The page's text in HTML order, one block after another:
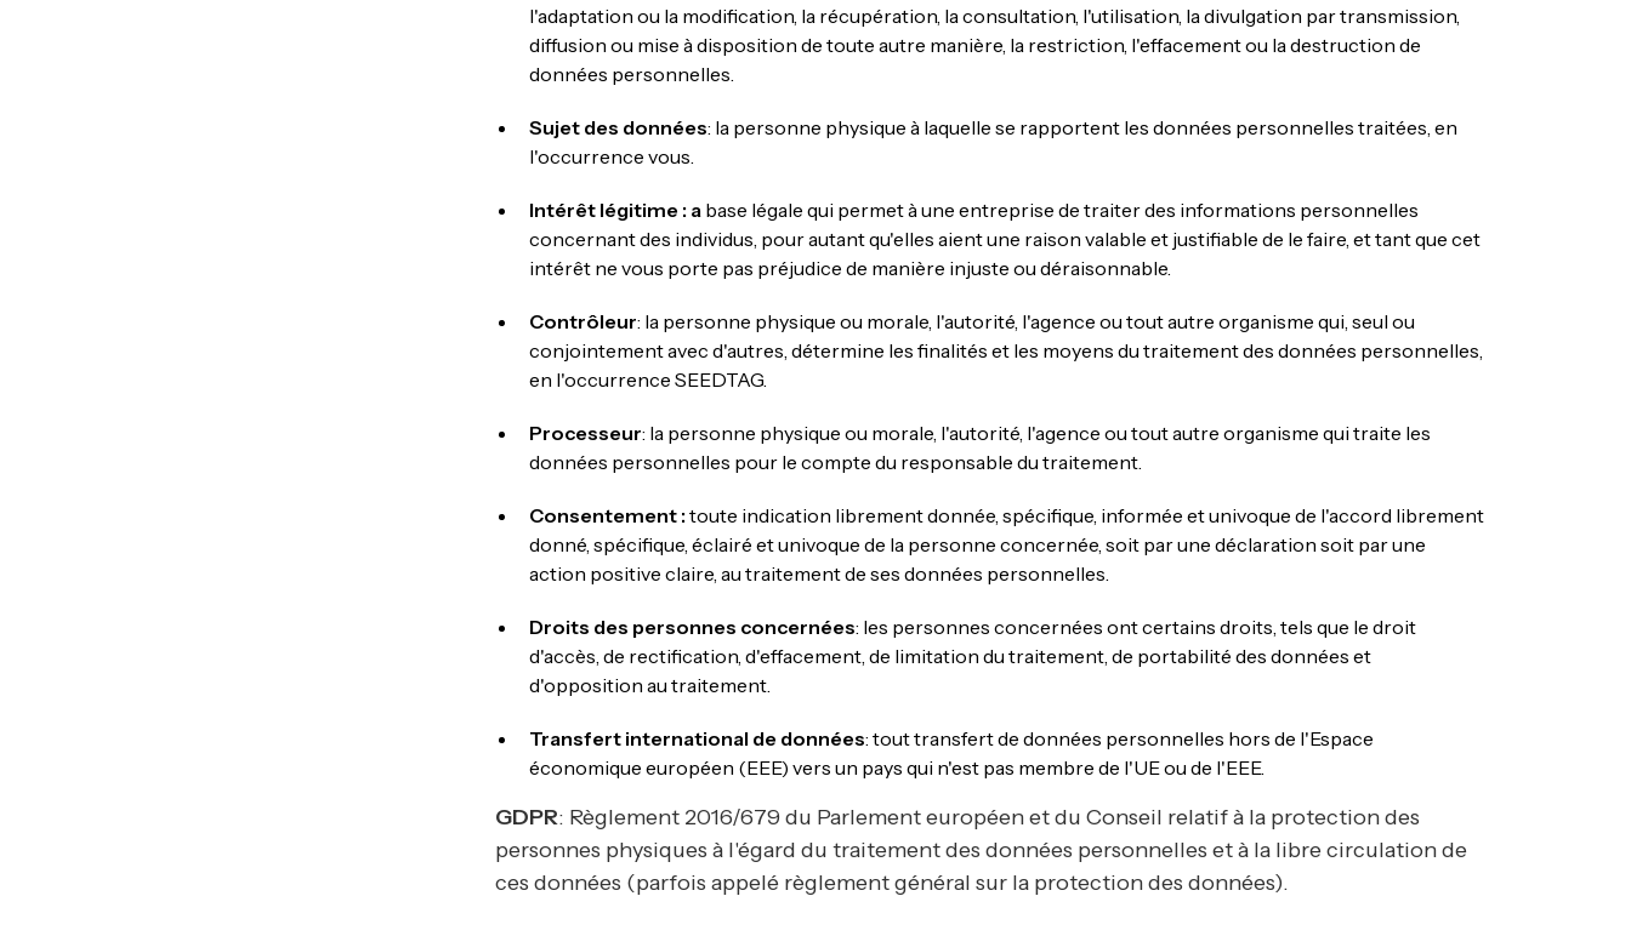
l'adaptation ou la modification, la récupération, la consultation, l'utilisation, la divulgation par transmission,
diffusion ou mise à disposition de toute autre manière, la restriction, l'effacement ou la destruction de
données personnelles.
Sujet des données: la personne physique à laquelle se rapportent les données personnelles traitées, en
l'occurrence vous.
Intérêt légitime : a base légale qui permet à une entreprise de traiter des informations personnelles
concernant des individus, pour autant qu'elles aient une raison valable et justifiable de le faire, et tant que cet
intérêt ne vous porte pas préjudice de manière injuste ou déraisonnable.
Contrôleur: la personne physique ou morale, l'autorité, l'agence ou tout autre organisme qui, seul ou
conjointement avec d'autres, détermine les finalités et les moyens du traitement des données personnelles,
en l'occurrence SEEDTAG.
Processeur: la personne physique ou morale, l'autorité, l'agence ou tout autre organisme qui traite les
données personnelles pour le compte du responsable du traitement.
Consentement :toute indication librement donnée, spécifique, informée et univoque de l'accord librement
donné, spécifique, éclairé et univoque de la personne concernée, soit par une déclaration soit par une
action positive claire, au traitement de ses données personnelles.
Droits des personnes concernées: les personnes concernées ont certains droits, tels que le droit
d'accès, de rectification, d'effacement, de limitation du traitement, de portabilité des données et
d'opposition au traitement.
Transfert international de données: tout transfert de données personnelles hors de l'Espace
économique européen (EEE) vers un pays qui n'est pas membre de l'UE ou de l'EEE.
GDPR: Règlement 2016/679 du Parlement européen et du Conseil relatif à la protection des
personnes physiques à l'égard du traitement des données personnelles et à la libre circulation de
ces données (parfois appelé règlement général sur la protection des données).